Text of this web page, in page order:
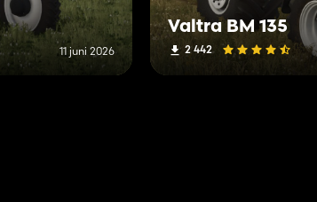
11 juni 2026
Valtra BM 135
2 442